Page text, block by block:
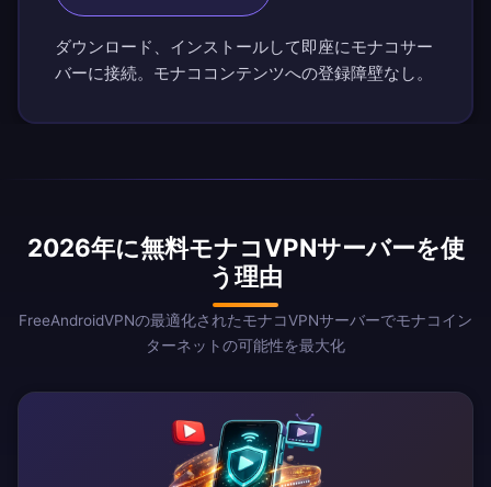
ダウンロード、インストールして即座にモナコサー
バーに接続。モナココンテンツへの登録障壁なし。
2026年に無料モナコVPNサーバーを使
う理由
FreeAndroidVPNの最適化されたモナコVPNサーバーでモナコイン
ターネットの可能性を最大化